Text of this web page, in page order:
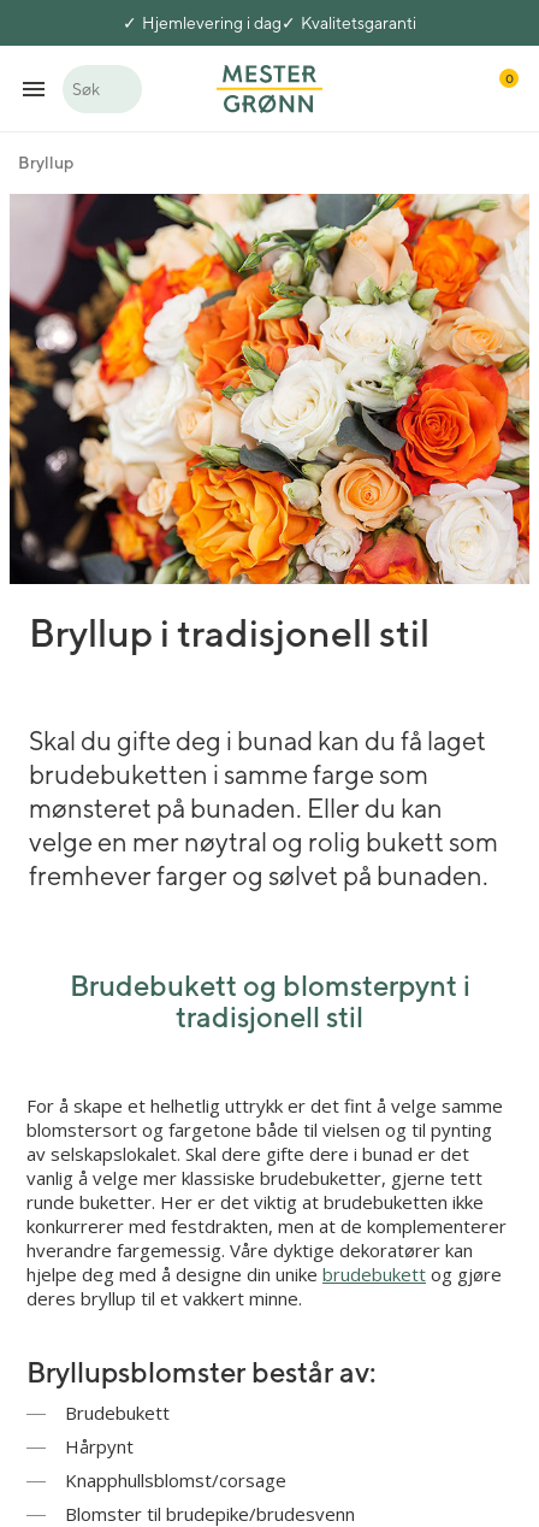
Hjemlevering i dag Kvalitetsgaranti
Søk
0
Bryllup
Bryllup i tradisjonell stil
Skal du gifte deg i bunad kan du få laget
brudebuketten i samme farge som
mønsteret på bunaden. Eller du kan
velge en mer nøytral og rolig bukett som
fremhever farger og sølvet på bunaden.
Brudebukett og blomsterpynt i
tradisjonell stil
For å skape et helhetlig uttrykk er det fint å velge samme
blomstersort og fargetone både til vielsen og til pynting
av selskapslokalet. Skal dere gifte dere i bunad er det
vanlig å velge mer klassiske brudebuketter, gjerne tett
runde buketter. Her er det viktig at brudebuketten ikke
konkurrerer med festdrakten, men at de komplementerer
hverandre fargemessig. Våre dyktige dekoratører kan
hjelpe deg med å designe din unike brudebukett og gjøre
deres bryllup til et vakkert minne.
Bryllupsblomster består av:
Brudebukett
Hårpynt
Knapphullsblomst/corsage
Blomster til brudepike/brudesvenn